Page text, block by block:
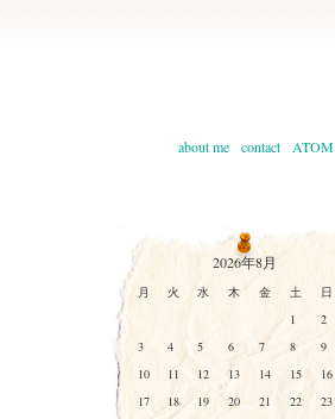
about me contact ATOM
2026年8月
月 火 水 木 金 土
日
1
2
3
4 5 6 7 8
9
10
11 12 13 14 15
16
17
18 19 20 21 22
23